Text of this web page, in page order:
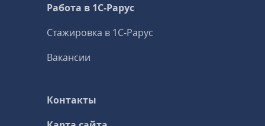
Работа в 1С‑Рарус
Стажировка в 1С‑Рарус
Вакансии
Контакты